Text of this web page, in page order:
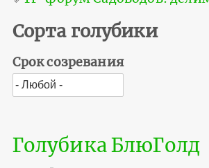
Сорта голубики
Срок созревания
Голубика БлюГолд